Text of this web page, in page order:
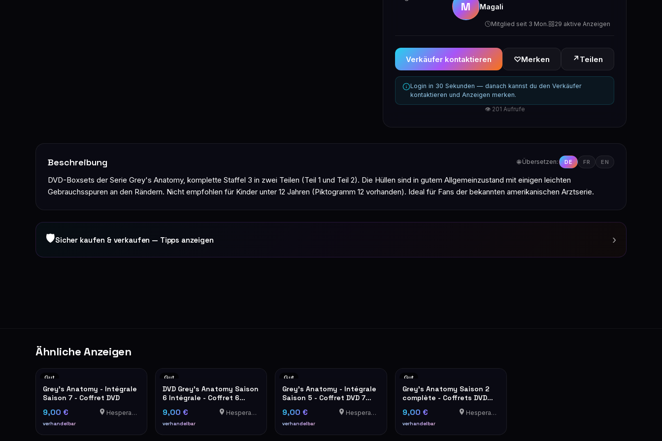
M Magali
Mitglied seit 3 Mon. 29 aktive Anzeigen
Verkäufer kontaktieren ♡Merken ↗ Teilen
Login in 30 Sekunden — danach kannst du den Verkäufer
kontaktieren und Anzeigen merken.
👁 201 Aufrufe
Beschreibung 🌐 Übersetzen: DE FR EN
DVD-Boxsets der Serie Grey's Anatomy, komplette Staffel 3 in zwei Teilen (Teil 1 und Teil 2). Die Hüllen sind in gutem Allgemeinzustand mit einigen leichten
Gebrauchsspuren an den Rändern. Nicht empfohlen für Kinder unter 12 Jahren (Piktogramm 12 vorhanden). Ideal für Fans der bekannten amerikanischen Arztserie.
🛡Sicher kaufen & verkaufen — Tipps anzeigen ›
Ähnliche Anzeigen
Gut
Grey's Anatomy - Intégrale
Saison 7 - Coffret DVD
9,00 €
verhandelbar
Hesperange
Gut
DVD Grey's Anatomy Saison
6 Intégrale - Coffret 6
9,00 €
verhandelbar
Hesperange
Gut
Grey's Anatomy - Intégrale
Saison 5 - Coffret DVD 7
9,00 €
verhandelbar
Hesperange
Gut
Grey's Anatomy Saison 2
complète - Coffrets DVD
9,00 €
verhandelbar
Hesperange